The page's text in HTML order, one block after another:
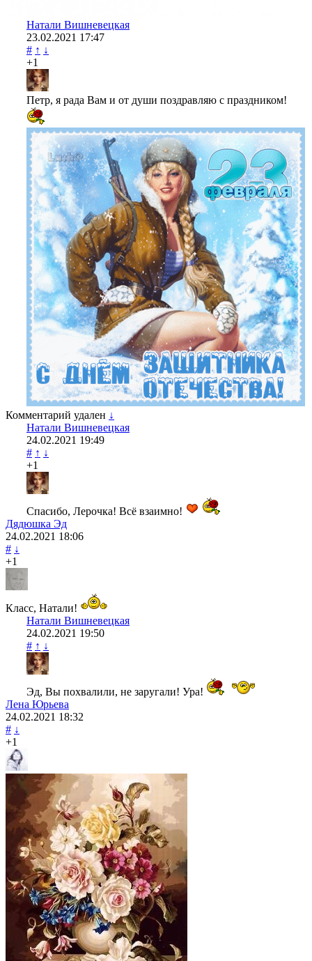
Натали Вишневецкая
23.02.2021 17:47
# ↑ ↓
+1
Петр, я рада Вам и от души поздравляю с праздником!
Комментарий удален ↓
Натали Вишневецкая
24.02.2021 19:49
# ↑ ↓
+1
Спасибо, Лерочка! Всё взаимно!
Дядюшка Эд
24.02.2021 18:06
# ↓
+1
Класс, Натали!
Натали Вишневецкая
24.02.2021 19:50
# ↑ ↓
Эд, Вы похвалили, не заругали! Ура!
Лена Юрьева
24.02.2021 18:32
# ↓
+1